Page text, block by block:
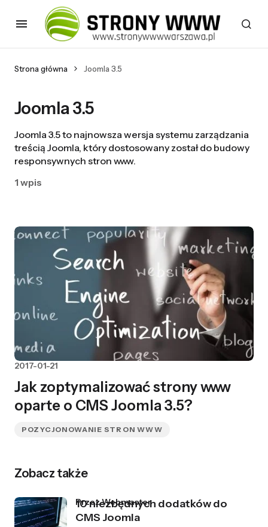
Strona główna Joomla 3.5
Joomla 3.5
Joomla 3.5 to najnowsza wersja systemu zarządzania
treścią Joomla, który dostosowany został do budowy
responsywnych stron www.
1 wpis
2017-01-21
Jak zoptymalizować strony www
oparte o CMS Joomla 3.5?
POZYCJONOWANIE STRON WWW
Zobacz także
10 niezbędnych dodatków do
CMS Joomla
przez Webmaster